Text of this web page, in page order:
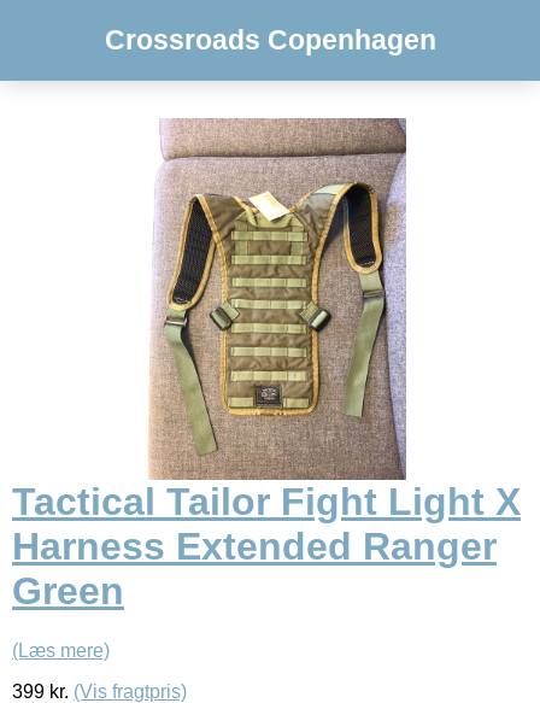
Crossroads Copenhagen
Tactical Tailor Fight Light X
Harness Extended Ranger
Green
(Læs mere)
399 kr. (Vis fragtpris)